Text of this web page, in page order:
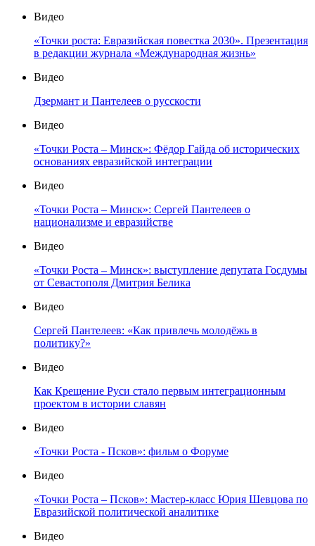
Видео
«Точки роста: Евразийская повестка 2030». Презентация
в редакции журнала «Международная жизнь»
Видео
Дзермант и Пантелеев о русскости
Видео
«Точки Роста – Минск»: Фёдор Гайда об исторических
основаниях евразийской интеграции
Видео
«Точки Роста – Минск»: Сергей Пантелеев о
национализме и евразийстве
Видео
«Точки Роста – Минск»: выступление депутата Госдумы
от Севастополя Дмитрия Белика
Видео
Сергей Пантелеев: «Как привлечь молодёжь в
политику?»
Видео
Как Крещение Руси стало первым интеграционным
проектом в истории славян
Видео
«Точки Роста - Псков»: фильм о Форуме
Видео
«Точки Роста – Псков»: Мастер-класс Юрия Шевцова по
Евразийской политической аналитике
Видео